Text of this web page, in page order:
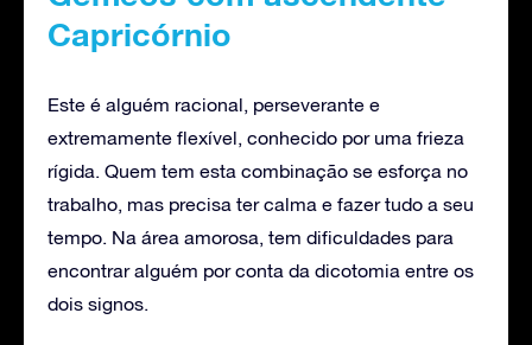
Capricórnio
Este é alguém racional, perseverante e
extremamente flexível, conhecido por uma frieza
rígida. Quem tem esta combinação se esforça no
trabalho, mas precisa ter calma e fazer tudo a seu
tempo. Na área amorosa, tem dificuldades para
encontrar alguém por conta da dicotomia entre os
dois signos.